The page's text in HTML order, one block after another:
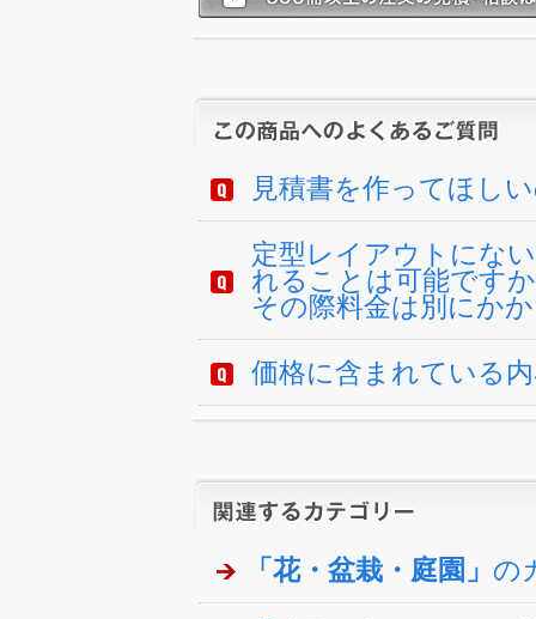
見積書を作ってほし
定型レイアウトにな
れることは可能です
その際料金は別にか
価格に含まれている
「花・盆栽・庭園」 の